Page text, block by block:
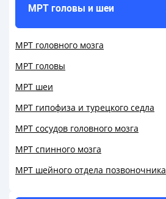
МРТ головы и шеи
МРТ головного мозга
МРТ головы
МРТ шеи
МРТ гипофиза и турецкого седла
МРТ сосудов головного мозга
МРТ спинного мозга
МРТ шейного отдела позвоночника